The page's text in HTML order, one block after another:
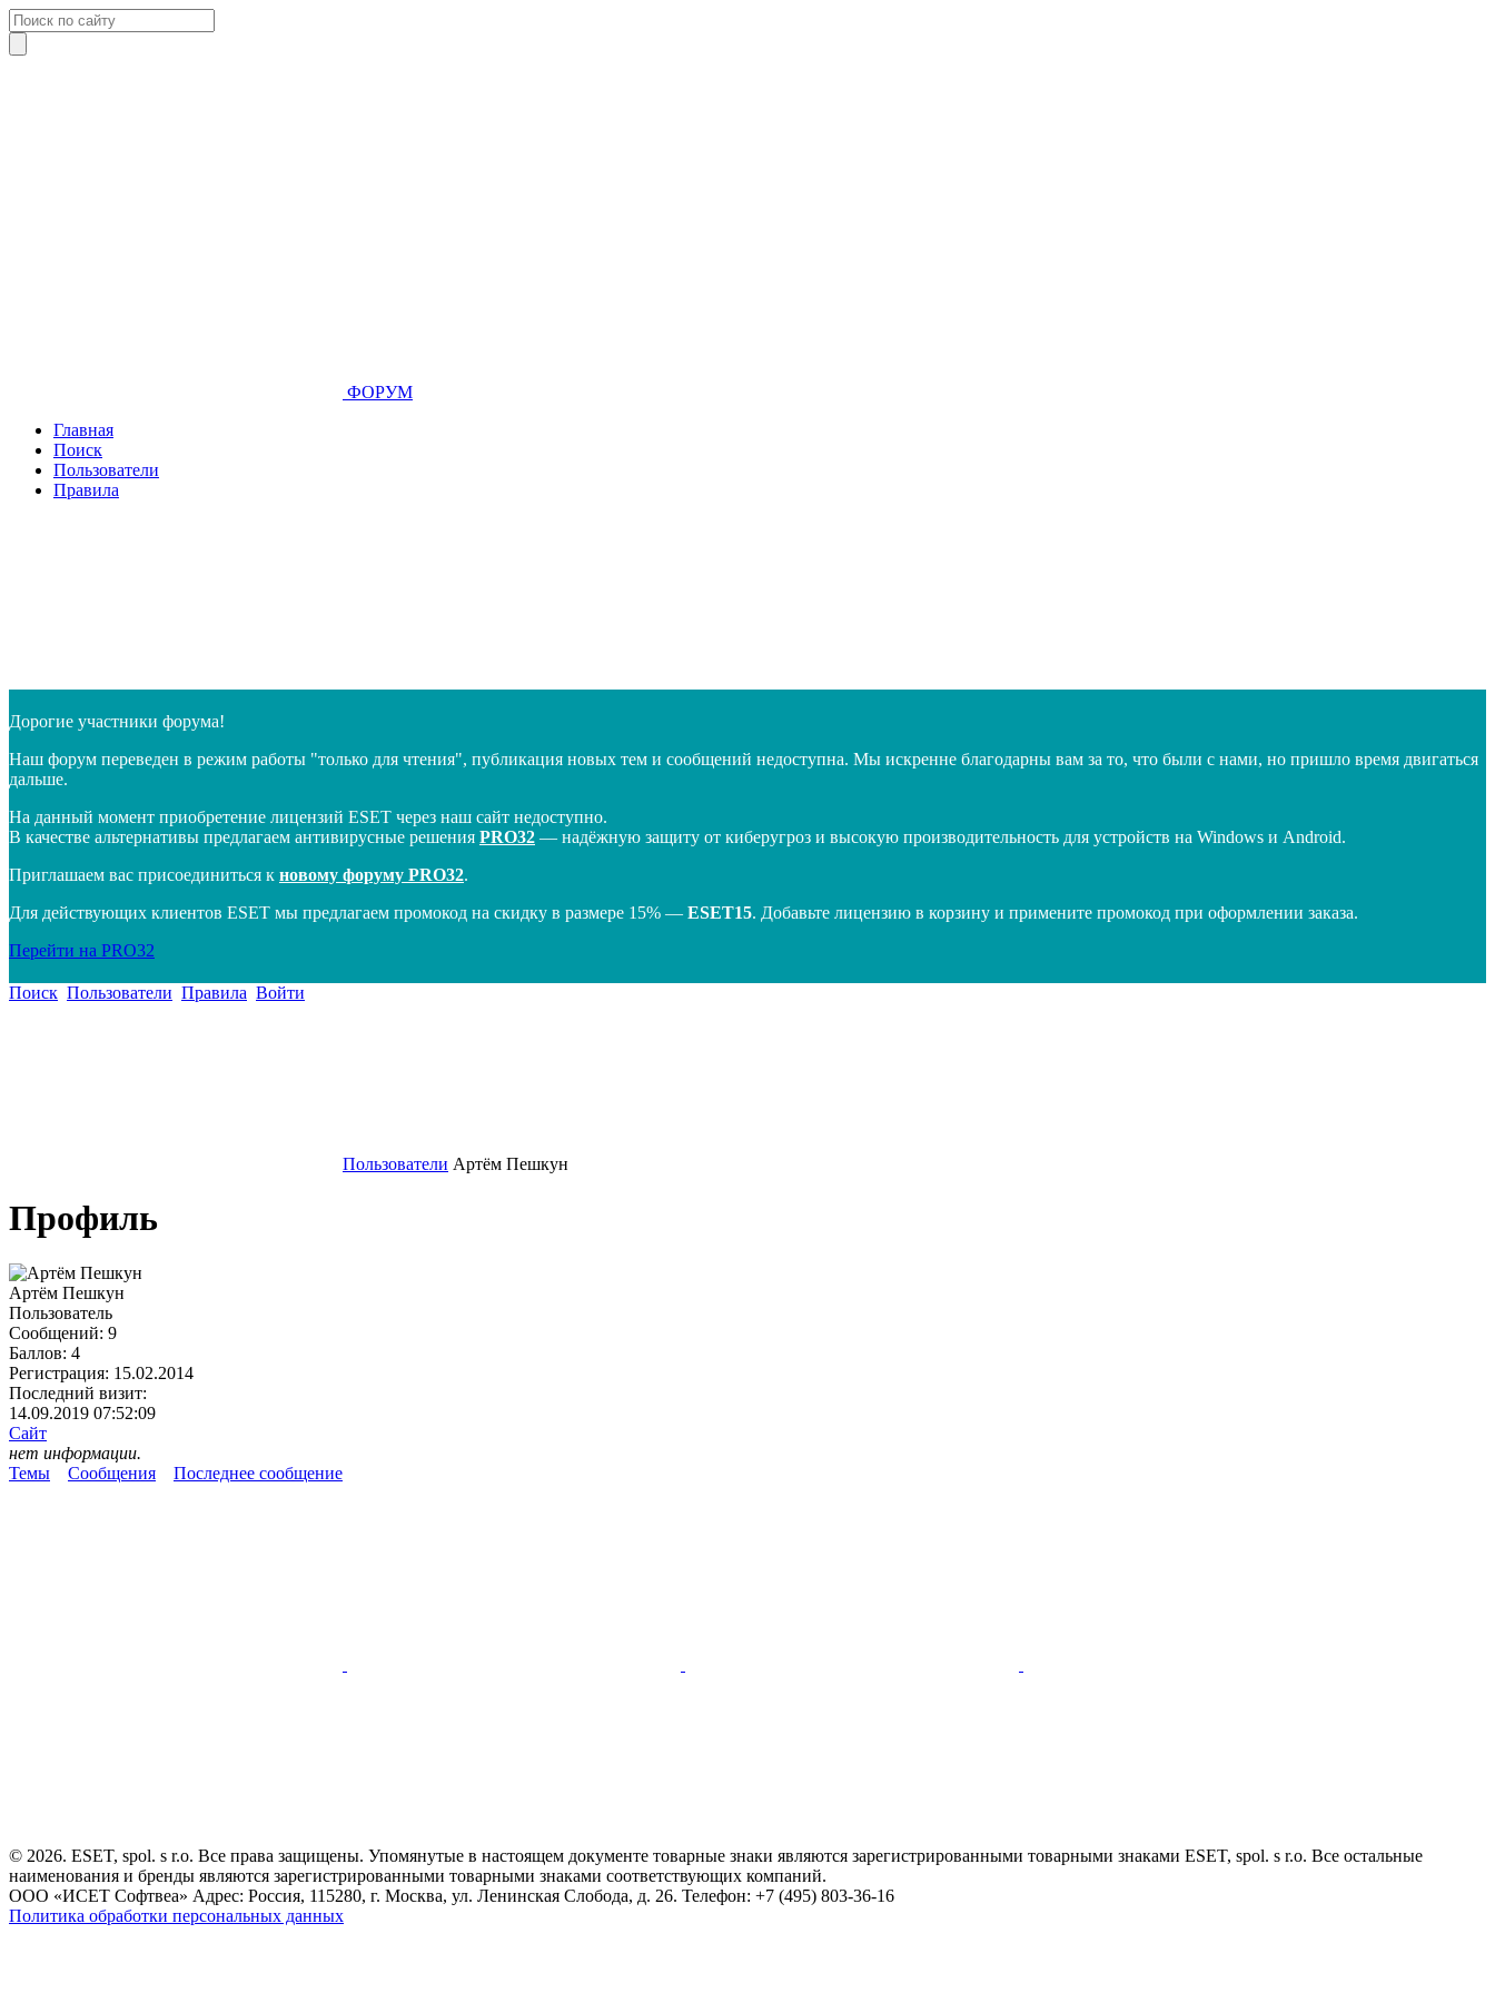
ФОРУМ
Главная
Поиск
Пользователи
Правила
Дорогие участники форума!
Наш форум переведен в режим работы "только для чтения", публикация новых тем и сообщений недоступна. Мы искренне благодарны вам за то, что были с нами, но пришло время двигаться
дальше.
На данный момент приобретение лицензий ESET через наш сайт недоступно.
В качестве альтернативы предлагаем антивирусные решения PRO32 — надёжную защиту от киберугроз и высокую производительность для устройств на Windows и Android.
Приглашаем вас присоединиться к новому форуму PRO32.
Для действующих клиентов ESET мы предлагаем промокод на скидку в размере 15% — ESET15. Добавьте лицензию в корзину и примените промокод при оформлении заказа.
Перейти на PRO32
Поиск Пользователи Правила Войти
Пользователи Артём Пешкун
Профиль
Артём Пешкун
Пользователь
Сообщений: 9
Баллов: 4
Регистрация: 15.02.2014
Последний визит:
14.09.2019 07:52:09
Сайт
нет информации.
Темы
Сообщения Последнее сообщение
© 2026. ESET, spol. s r.o. Все права защищены. Упомянутые в настоящем документе товарные знаки являются зарегистрированными товарными знаками ESET, spol. s r.o. Все остальные
наименования и бренды являются зарегистрированными товарными знаками соответствующих компаний.
ООО «ИСЕТ Софтвеа» Адрес: Россия, 115280, г. Москва, ул. Ленинская Слобода, д. 26. Телефон: +7 (495) 803-36-16
Политика обработки персональных данных